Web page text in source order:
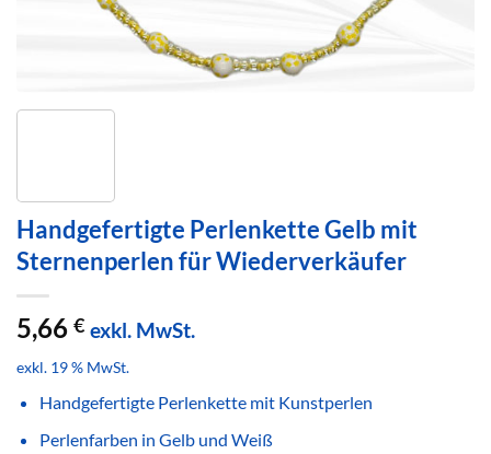
Handgefertigte Perlenkette Gelb mit
Sternenperlen für Wiederverkäufer
5,66 € exkl. MwSt.
exkl. 19 % MwSt.
Handgefertigte Perlenkette mit Kunstperlen
Perlenfarben in Gelb und Weiß